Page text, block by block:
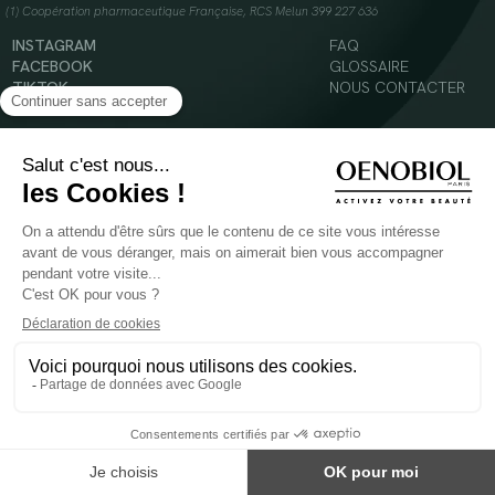
(1) Coopération pharmaceutique Française, RCS Melun 399 227 636
INSTAGRAM
FACEBOOK
TIKTOK
YOUTUBE
FAQ
GLOSSAIRE
NOUS CONTACTER
© 2024 Oenobiol Paris
Mentions légales
Politique en matière de cookies
POUR VOTRE SANTÉ, MANGEZ AU MOINS CINQ FRUITS ET LÉGUMES PAR JOUR -
Les complément alimentaires doivent être utilisés dans le cadre d'un mode de vie sain et
ne pas être utilisés comme substituts d'un régimes alimentaire varié et équilibré.